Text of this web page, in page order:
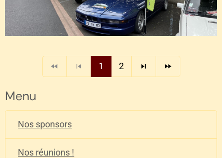
1 2
Menu
Nos sponsors
Nos réunions !